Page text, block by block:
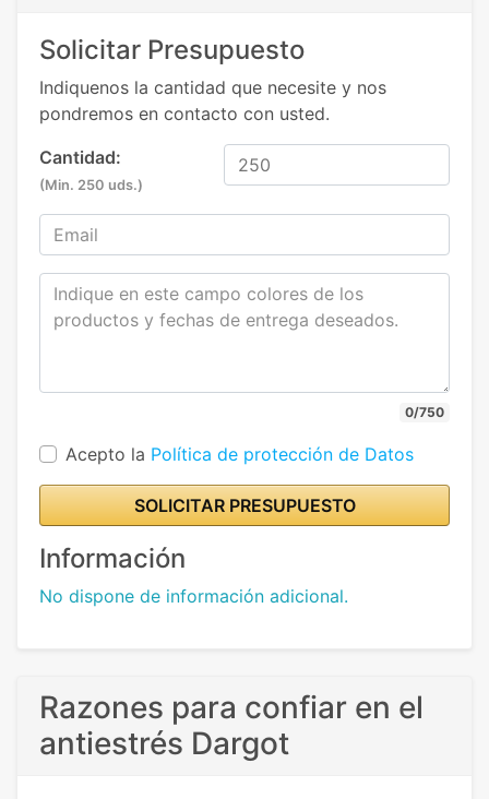
Solicitar Presupuesto
Indiquenos la cantidad que necesite y nos
pondremos en contacto con usted.
Cantidad:
(Min. 250 uds.)
0/750
Acepto la Política de protección de Datos
SOLICITAR PRESUPUESTO
Información
No dispone de información adicional.
Razones para confiar en el
antiestrés Dargot